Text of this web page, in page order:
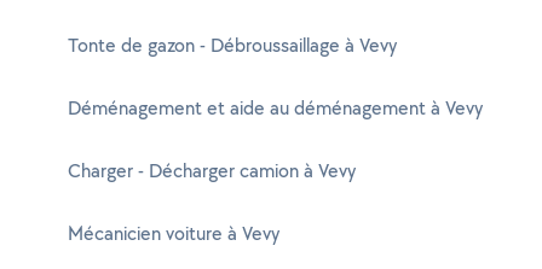
Tonte de gazon - Débroussaillage à Vevy
Déménagement et aide au déménagement à Vevy
Charger - Décharger camion à Vevy
Mécanicien voiture à Vevy